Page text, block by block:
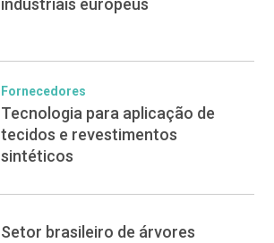
industriais europeus
Fornecedores
Tecnologia para aplicação de
tecidos e revestimentos
sintéticos
Setor brasileiro de árvores